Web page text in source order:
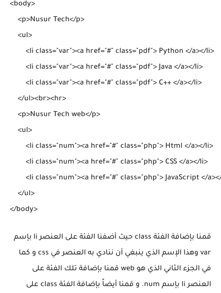
<body>
    <p>Nusur Tech</p>
    <ul>
        <li class="var"><a href="#" class="pdf"> Python </a></li>
        <li class="var"><a href="#" class="pdf"> Java </a></li>
        <li class="var"><a href="#" class="pdf"> C++ </a></li>
    </ul><br><hr>
    <p>Nusur Tech web</p>
    <ul>
        <li class="num"><a href="#" class="php"> Html </a></li>
        <li class="num"><a href="#" class="php"> CSS </a></li>
<li class="num"><a href="#" class="php"> JavaScript </
    </ul>
قمنا بإضافة الفئة class حيث أضفنا الفئة على العنصر li بإسم
var وهذا الإسم الذي ينبغي أن ننادي به العنصر في css و كما
في الجزء الثاني الذي هو web قمنا بإضافة تلك الفئة على
العنصر li بإسم num. و قمنا أيضاً بإضافة الفئة class على